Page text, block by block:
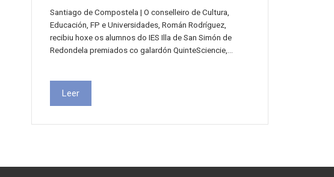
Santiago de Compostela | O conselleiro de Cultura,
Educación, FP e Universidades, Román Rodríguez,
recibiu hoxe os alumnos do IES Illa de San Simón de
Redondela premiados co galardón QuinteSciencie,…
Leer